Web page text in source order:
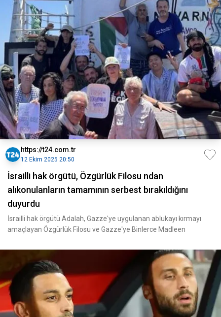
https://t24.com.tr
12 Ekim 2025 20:50
İsrailli hak örgütü, Özgürlük Filosu ndan
alıkonulanların tamamının serbest bırakıldığını
duyurdu
İsrailli hak örgütü Adalah, Gazze'ye uygulanan ablukayı kırmayı
amaçlayan Özgürlük Filosu ve Gazze'ye Binlerce Madleen